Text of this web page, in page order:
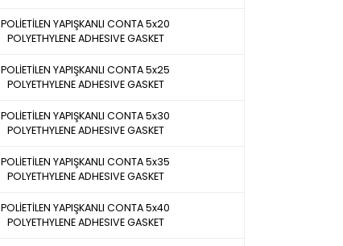
POLİETİLEN YAPIŞKANLI CONTA 5x20
POLYETHYLENE ADHESIVE GASKET
POLİETİLEN YAPIŞKANLI CONTA 5x25
POLYETHYLENE ADHESIVE GASKET
POLİETİLEN YAPIŞKANLI CONTA 5x30
POLYETHYLENE ADHESIVE GASKET
POLİETİLEN YAPIŞKANLI CONTA 5x35
POLYETHYLENE ADHESIVE GASKET
POLİETİLEN YAPIŞKANLI CONTA 5x40
POLYETHYLENE ADHESIVE GASKET